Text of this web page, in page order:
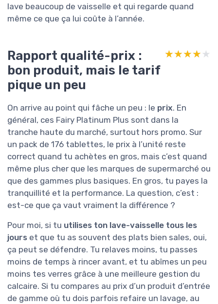
lave beaucoup de vaisselle et qui regarde quand
même ce que ça lui coûte à l’année.
Rapport qualité-prix :
bon produit, mais le tarif
pique un peu
★★★★★
★★★★★
On arrive au point qui fâche un peu : le prix. En
général, ces Fairy Platinum Plus sont dans la
tranche haute du marché, surtout hors promo. Sur
un pack de 176 tablettes, le prix à l’unité reste
correct quand tu achètes en gros, mais c’est quand
même plus cher que les marques de supermarché ou
que des gammes plus basiques. En gros, tu payes la
tranquillité et la performance. La question, c’est :
est-ce que ça vaut vraiment la différence ?
Pour moi, si tu utilises ton lave-vaisselle tous les
jours et que tu as souvent des plats bien sales, oui,
ça peut se défendre. Tu relaves moins, tu passes
moins de temps à rincer avant, et tu abîmes un peu
moins tes verres grâce à une meilleure gestion du
calcaire. Si tu compares au prix d’un produit d’entrée
de gamme où tu dois parfois refaire un lavage, au